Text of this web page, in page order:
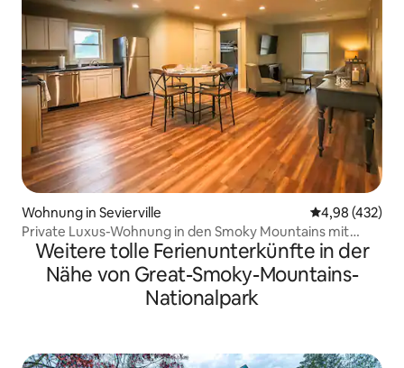
Wohnung in Sevierville
4,98 (432)
Private Luxus-Wohnung in den Smoky Mountains mit
Whirlpool
Weitere tolle Ferienunterkünfte in der
Nähe von Great-Smoky-Mountains-
Nationalpark